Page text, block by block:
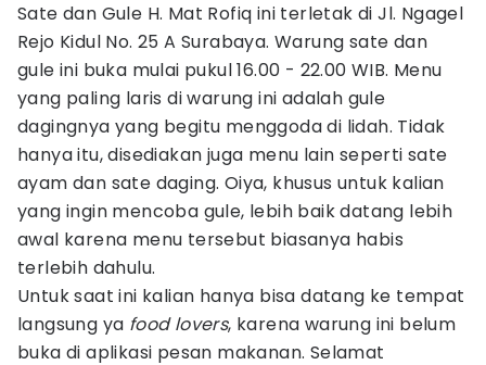
Sate dan Gule H. Mat Rofiq ini terletak di Jl. Ngagel
Rejo Kidul No. 25 A Surabaya. Warung sate dan
gule ini buka mulai pukul 16.00 - 22.00 WIB. Menu
yang paling laris di warung ini adalah gule
dagingnya yang begitu menggoda di lidah. Tidak
hanya itu, disediakan juga menu lain seperti sate
ayam dan sate daging. Oiya, khusus untuk kalian
yang ingin mencoba gule, lebih baik datang lebih
awal karena menu tersebut biasanya habis
terlebih dahulu.
Untuk saat ini kalian hanya bisa datang ke tempat
langsung ya food lovers, karena warung ini belum
buka di aplikasi pesan makanan. Selamat